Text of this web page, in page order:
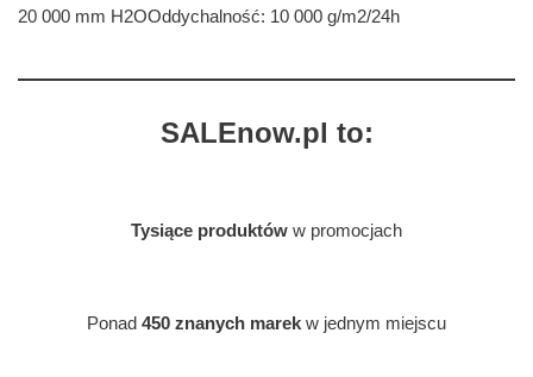
20 000 mm H2OOddychalność: 10 000 g/m2/24h
SALEnow.pl to:
Tysiące produktów w promocjach
Ponad 450 znanych marek w jednym miejscu